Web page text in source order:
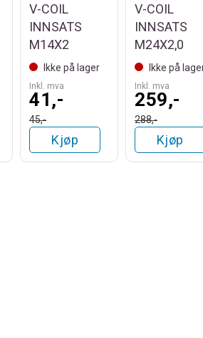
V-COIL
INNSATS
M14X2
Ikke på lager
Inkl. mva
41,-
45,-
Kjøp
V-COIL
INNSATS
M24X2,0
Ikke på
Inkl. mva
259,-
288,-
Kjøp